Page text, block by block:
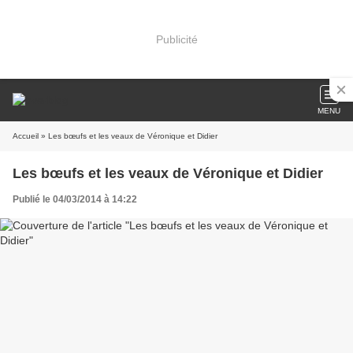
Publicité
MENU
Accueil » Les bœufs et les veaux de Véronique et Didier
Les bœufs et les veaux de Véronique et Didier
Publié le 04/03/2014 à 14:22